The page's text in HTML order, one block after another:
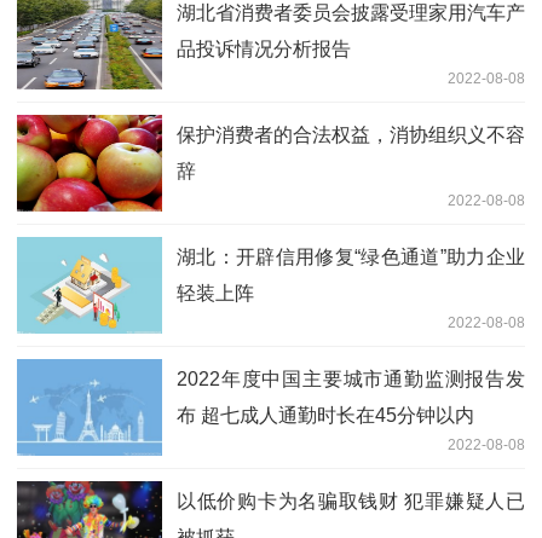
湖北省消费者委员会披露受理家用汽车产
品投诉情况分析报告
2022-08-08
保护消费者的合法权益，消协组织义不容
辞
2022-08-08
湖北：开辟信用修复“绿色通道”助力企业
轻装上阵
2022-08-08
2022年度中国主要城市通勤监测报告发
布 超七成人通勤时长在45分钟以内
2022-08-08
以低价购卡为名骗取钱财 犯罪嫌疑人已